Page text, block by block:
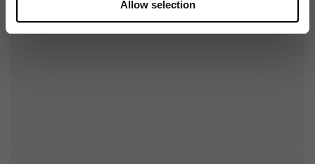
Allow selection